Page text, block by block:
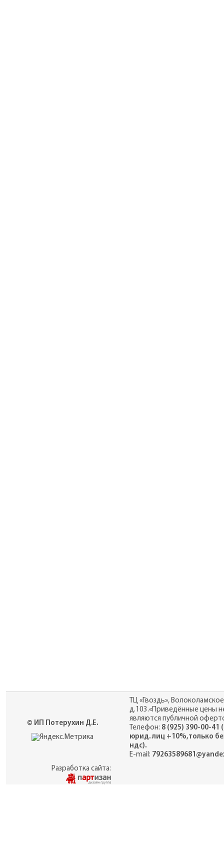
© ИП Потерухин Д.Е.
ТЦ «Гвоздь»,
д.103.«Приведённые цены
являются публичной
Телефон: 8 (925) 390-00-41
юрид. лиц +10%,только
ндс).
E-mail:
Разработка сайта: